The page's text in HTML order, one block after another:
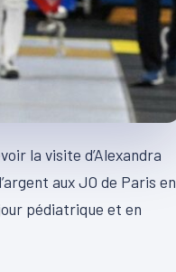
la visite d’Alexandra
aux JO de Paris en
pédiatrique et en